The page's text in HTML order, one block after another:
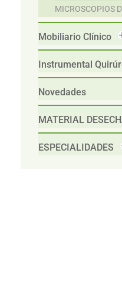
MICROSCOPIOS
Mobiliario Clínico
Instrumental
Novedades
MATERIAL
ESPECIALIDADES